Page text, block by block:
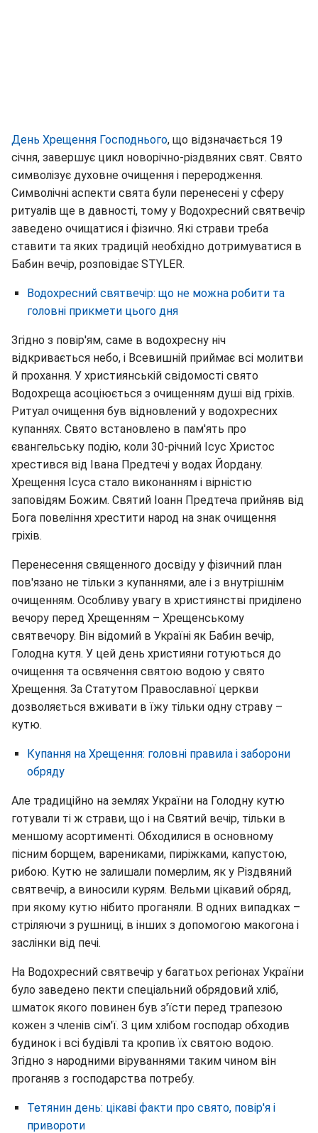
День Хрещення Господнього, що відзначається 19
січня, завершує цикл новорічно-різдвяних свят. Свято
символізує духовне очищення і переродження.
Символічні аспекти свята були перенесені у сферу
ритуалів ще в давності, тому у Водохресний святвечір
заведено очищатися і фізично. Які страви треба
ставити та яких традицій необхідно дотримуватися в
Бабин вечір, розповідає STYLER.
Водохресний святвечір: що не можна робити та
головні прикмети цього дня
Згідно з повір'ям, саме в водохресну ніч
відкривається небо, і Всевишній приймає всі молитви
й прохання. У християнській свідомості свято
Водохреща асоціюється з очищенням душі від гріхів.
Ритуал очищення був відновлений у водохресних
купаннях. Свято встановлено в пам'ять про
євангельську подію, коли 30‑річний Ісус Христос
хрестився від Івана Предтечі у водах Йордану.
Хрещення Ісуса стало виконанням і вірністю
заповідям Божим. Святий Іоанн Предтеча прийняв від
Бога повеління хрестити народ на знак очищення
гріхів.
Перенесення священного досвіду у фізичний план
пов'язано не тільки з купаннями, але і з внутрішнім
очищенням. Особливу увагу в християнстві приділено
вечору перед Хрещенням – Хрещенському
святвечору. Він відомий в Україні як Бабин вечір,
Голодна кутя. У цей день християни готуються до
очищення та освячення святою водою у свято
Хрещення. За Статутом Православної церкви
дозволяється вживати в їжу тільки одну страву –
кутю.
Купання на Хрещення: головні правила і заборони
обряду
Але традиційно на землях України на Голодну кутю
готували ті ж страви, що і на Святий вечір, тільки в
меншому асортименті. Обходилися в основному
пісним борщем, варениками, пиріжками, капустою,
рибою. Кутю не залишали померлим, як у Різдвяний
святвечір, а виносили курям. Вельми цікавий обряд,
при якому кутю нібито проганяли. В одних випадках –
стріляючи з рушниці, в інших з допомогою макогона і
заслінки від печі.
На Водохресний святвечір у багатьох регіонах України
було заведено пекти спеціальний обрядовий хліб,
шматок якого повинен був з'їсти перед трапезою
кожен з членів сім'ї. З цим хлібом господар обходив
будинок і всі будівлі та кропив їх святою водою.
Згідно з народними віруваннями таким чином він
проганяв з господарства потребу.
Тетянин день: цікаві факти про свято, повір'я і
привороти